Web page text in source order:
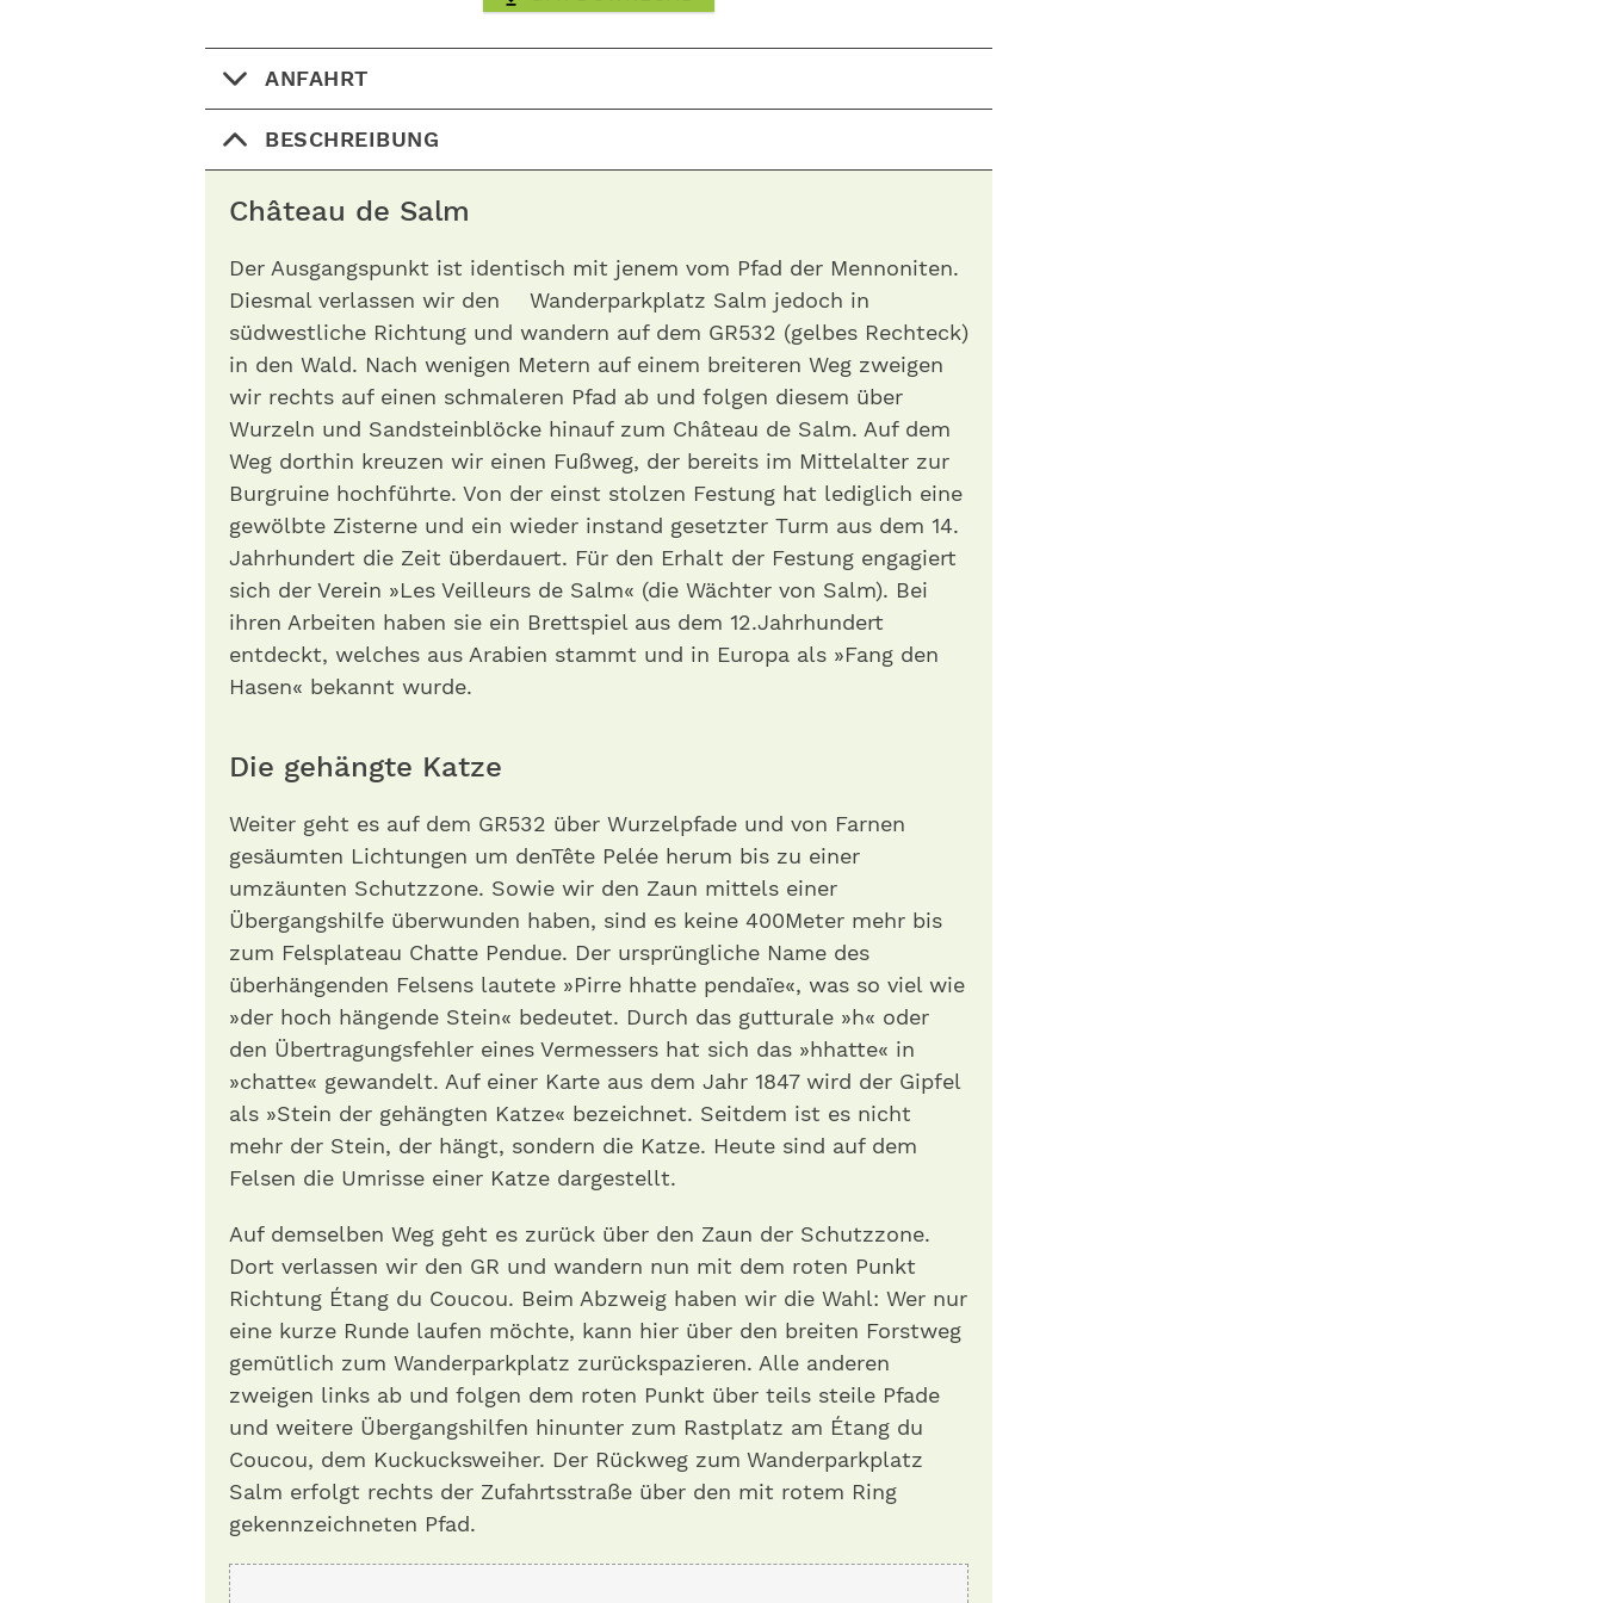
ANFAHRT
BESCHREIBUNG
Château de Salm
Der Ausgangspunkt ist identisch mit jenem vom Pfad der Mennoniten.
Diesmal verlassen wir den Wanderparkplatz Salm jedoch in
südwestliche Richtung und wandern auf dem GR532 (gelbes Rechteck)
in den Wald. Nach wenigen Metern auf einem breiteren Weg zweigen
wir rechts auf einen schmaleren Pfad ab und folgen diesem über
Wurzeln und Sandsteinblöcke hinauf zum Château de Salm. Auf dem
Weg dorthin kreuzen wir einen Fußweg, der bereits im Mittelalter zur
Burgruine hochführte. Von der einst stolzen Festung hat lediglich eine
gewölbte Zisterne und ein wieder instand gesetzter Turm aus dem 14.
Jahrhundert die Zeit überdauert. Für den Erhalt der Festung engagiert
sich der Verein »Les Veilleurs de Salm« (die Wächter von Salm). Bei
ihren Arbeiten haben sie ein Brettspiel aus dem 12.Jahrhundert
entdeckt, welches aus Arabien stammt und in Europa als »Fang den
Hasen« bekannt wurde.
Die gehängte Katze
Weiter geht es auf dem GR532 über Wurzelpfade und von Farnen
gesäumten Lichtungen um denTête Pelée herum bis zu einer
umzäunten Schutzzone. Sowie wir den Zaun mittels einer
Übergangshilfe überwunden haben, sind es keine 400Meter mehr bis
zum Felsplateau Chatte Pendue. Der ursprüngliche Name des
überhängenden Felsens lautete »Pirre hhatte pendaïe«, was so viel wie
»der hoch hängende Stein« bedeutet. Durch das gutturale »h« oder
den Übertragungsfehler eines Vermessers hat sich das »hhatte« in
»chatte« gewandelt. Auf einer Karte aus dem Jahr 1847 wird der Gipfel
als »Stein der gehängten Katze« bezeichnet. Seitdem ist es nicht
mehr der Stein, der hängt, sondern die Katze. Heute sind auf dem
Felsen die Umrisse einer Katze dargestellt.
Auf demselben Weg geht es zurück über den Zaun der Schutzzone.
Dort verlassen wir den GR und wandern nun mit dem roten Punkt
Richtung Étang du Coucou. Beim Abzweig haben wir die Wahl: Wer nur
eine kurze Runde laufen möchte, kann hier über den breiten Forstweg
gemütlich zum Wanderparkplatz zurückspazieren. Alle anderen
zweigen links ab und folgen dem roten Punkt über teils steile Pfade
und weitere Übergangshilfen hinunter zum Rastplatz am Étang du
Coucou, dem Kuckucksweiher. Der Rückweg zum Wanderparkplatz
Salm erfolgt rechts der Zufahrtsstraße über den mit rotem Ring
gekennzeichneten Pfad.